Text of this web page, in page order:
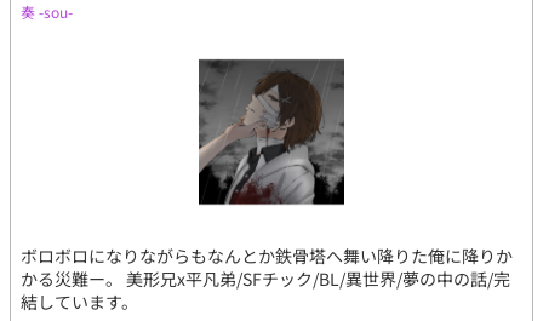
奏 -sou-
ボロボロになりながらもなんとか鉄骨塔へ舞い降りた俺に降りか
かる災難ー。 美形兄x平凡弟/SFチック/BL/異世界/夢の中の話/完
結しています。